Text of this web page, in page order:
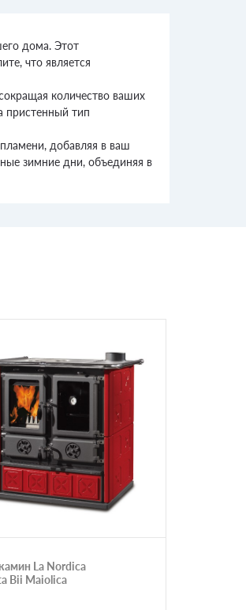
дома. Этот
что является
количество ваших
пристенный тип
добавляя в ваш
зимние дни, объединяя в
La Nordica
Bii Maiolica